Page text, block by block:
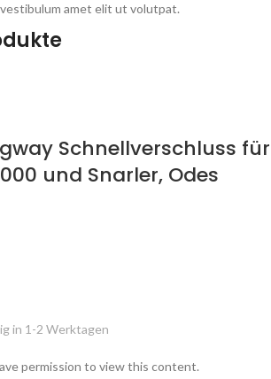
amet elit ut volutpat.
Schnellverschluss für
und Snarler, Odes
in 1-2 Werktagen
permission to view this content.